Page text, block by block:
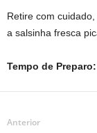
Retire com
a salsinha fresca
Tempo de Preparo:
Anterior